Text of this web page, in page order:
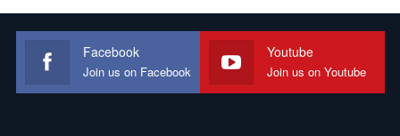
Facebook
Join us on Facebook
Youtube
Join us on Youtube